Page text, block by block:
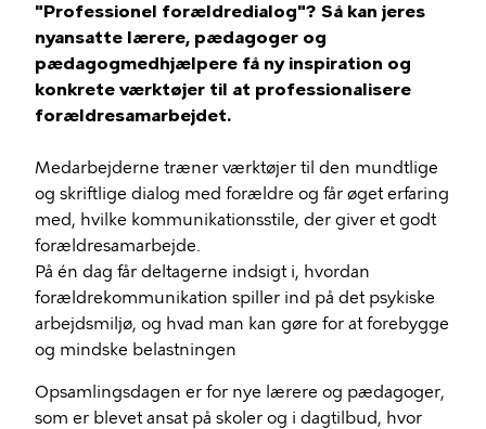
"Professionel forældredialog"? Så kan jeres
nyansatte lærere, pædagoger og
pædagogmedhjælpere få ny inspiration og
konkrete værktøjer til at professionalisere
forældresamarbejdet.
Medarbejderne træner værktøjer til den mundtlige
og skriftlige dialog med forældre og får øget erfaring
med, hvilke kommunikationsstile, der giver et godt
forældresamarbejde.
På én dag får deltagerne indsigt i, hvordan
forældrekommunikation spiller ind på det psykiske
arbejdsmiljø, og hvad man kan gøre for at forebygge
og mindske belastningen
Opsamlingsdagen er for nye lærere og pædagoger,
som er blevet ansat på skoler og i dagtilbud, hvor